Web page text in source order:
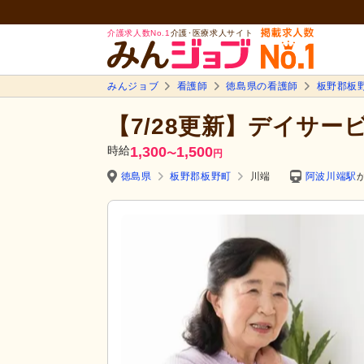
介護求人数No.1 介護･医療求人サイト
みんジョブ 看護師 徳島県の看護師 板野郡板
【7/28更新】デイサー
時給1,300〜1,500円
徳島県
板野郡板野町 川端 阿波川端駅